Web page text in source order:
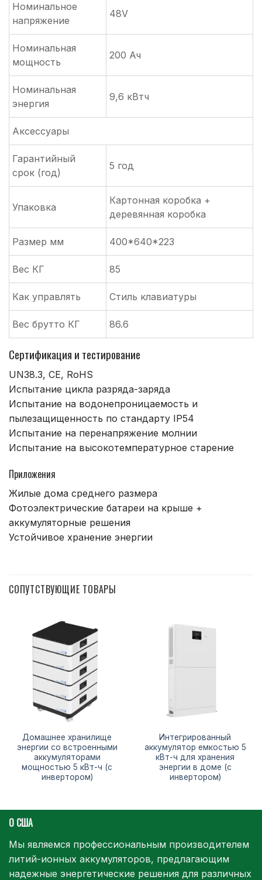
Номинальное
напряжение
48V
Номинальная
мощность
200 Ач
Номинальная
энергия
9,6 кВтч
Аксессуары
Гарантийный
срок (год)
5 год
Упаковка
Картонная коробка +
деревянная коробка
Размер мм 400*640*223
Вес КГ 85
Как управлять Стиль клавиатуры
Вес брутто КГ 86.6
Сертификация и тестирование
UN38.3, CE, RoHS
Испытание цикла разряда-заряда
Испытание на водонепроницаемость и
пылезащищенность по стандарту IP54
Испытание на перенапряжение молнии
Испытание на высокотемпературное старение
Приложения
Жилые дома среднего размера
Фотоэлектрические батареи на крыше +
аккумуляторные решения
Устойчивое хранение энергии
СОПУТСТВУЮЩИЕ ТОВАРЫ
Домашнее хранилище
энергии со встроенными
аккумуляторами
мощностью 5 кВт-ч (с
инвертором)
Интегрированный
аккумулятор емкостью 5
кВт-ч для хранения
энергии в доме (с
инвертором)
О США
Мы являемся профессиональным производителем
литий-ионных аккумуляторов, предлагающим
надежные энергетические решения для различных